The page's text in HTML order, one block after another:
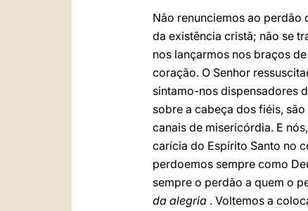
Não renunciemos ao perdão
da existência cristã; não se
nos lançarmos nos braços
coração. O Senhor
sintamo-nos dispensadores
sobre a cabeça dos fiéis,
canais de misericórdia. E
carícia do Espírito Santo no
perdoemos sempre como
sempre o perdão a quem o
da alegria . Voltemos a